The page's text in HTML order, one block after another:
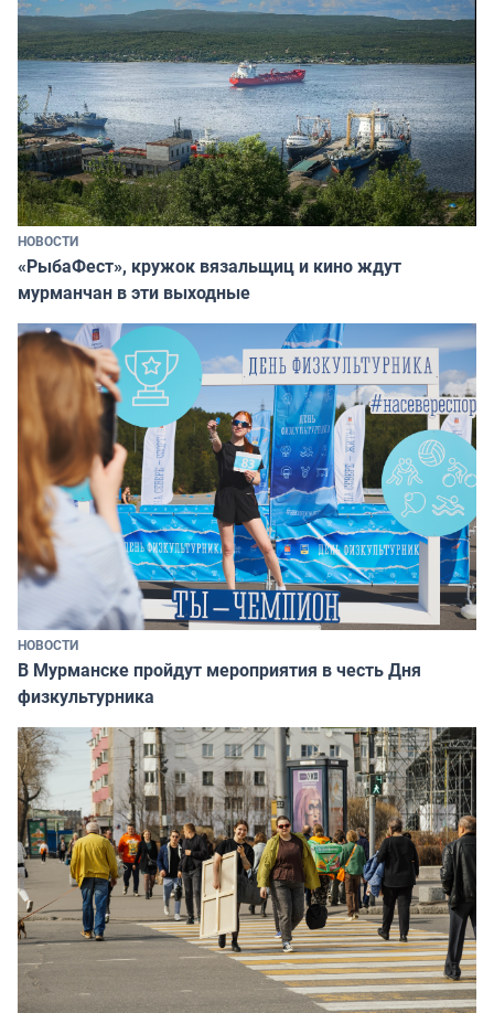
НОВОСТИ
«РыбаФест», кружок вязальщиц и кино ждут
мурманчан в эти выходные
НОВОСТИ
В Мурманске пройдут мероприятия в честь Дня
физкультурника